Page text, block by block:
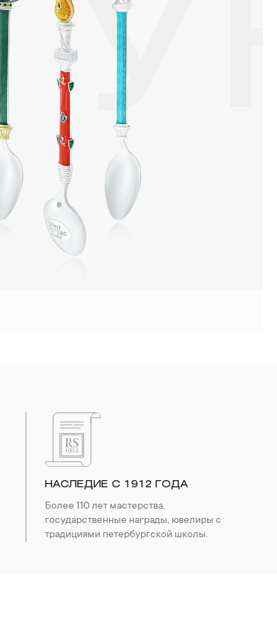
салфеткой.
НАСЛЕДИЕ С 1912 ГОДА
Более 110 лет мастерства,
государственные награды, ювелиры с
традициями петербургской школы.